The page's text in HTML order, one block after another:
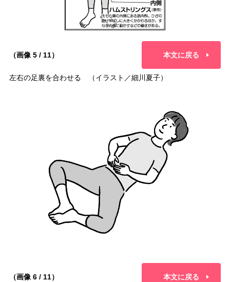
（画像 5 / 11） 本文に戻る
左右の足裏を合わせる （イラスト／細川夏子）
（画像 6 / 11） 本文に戻る